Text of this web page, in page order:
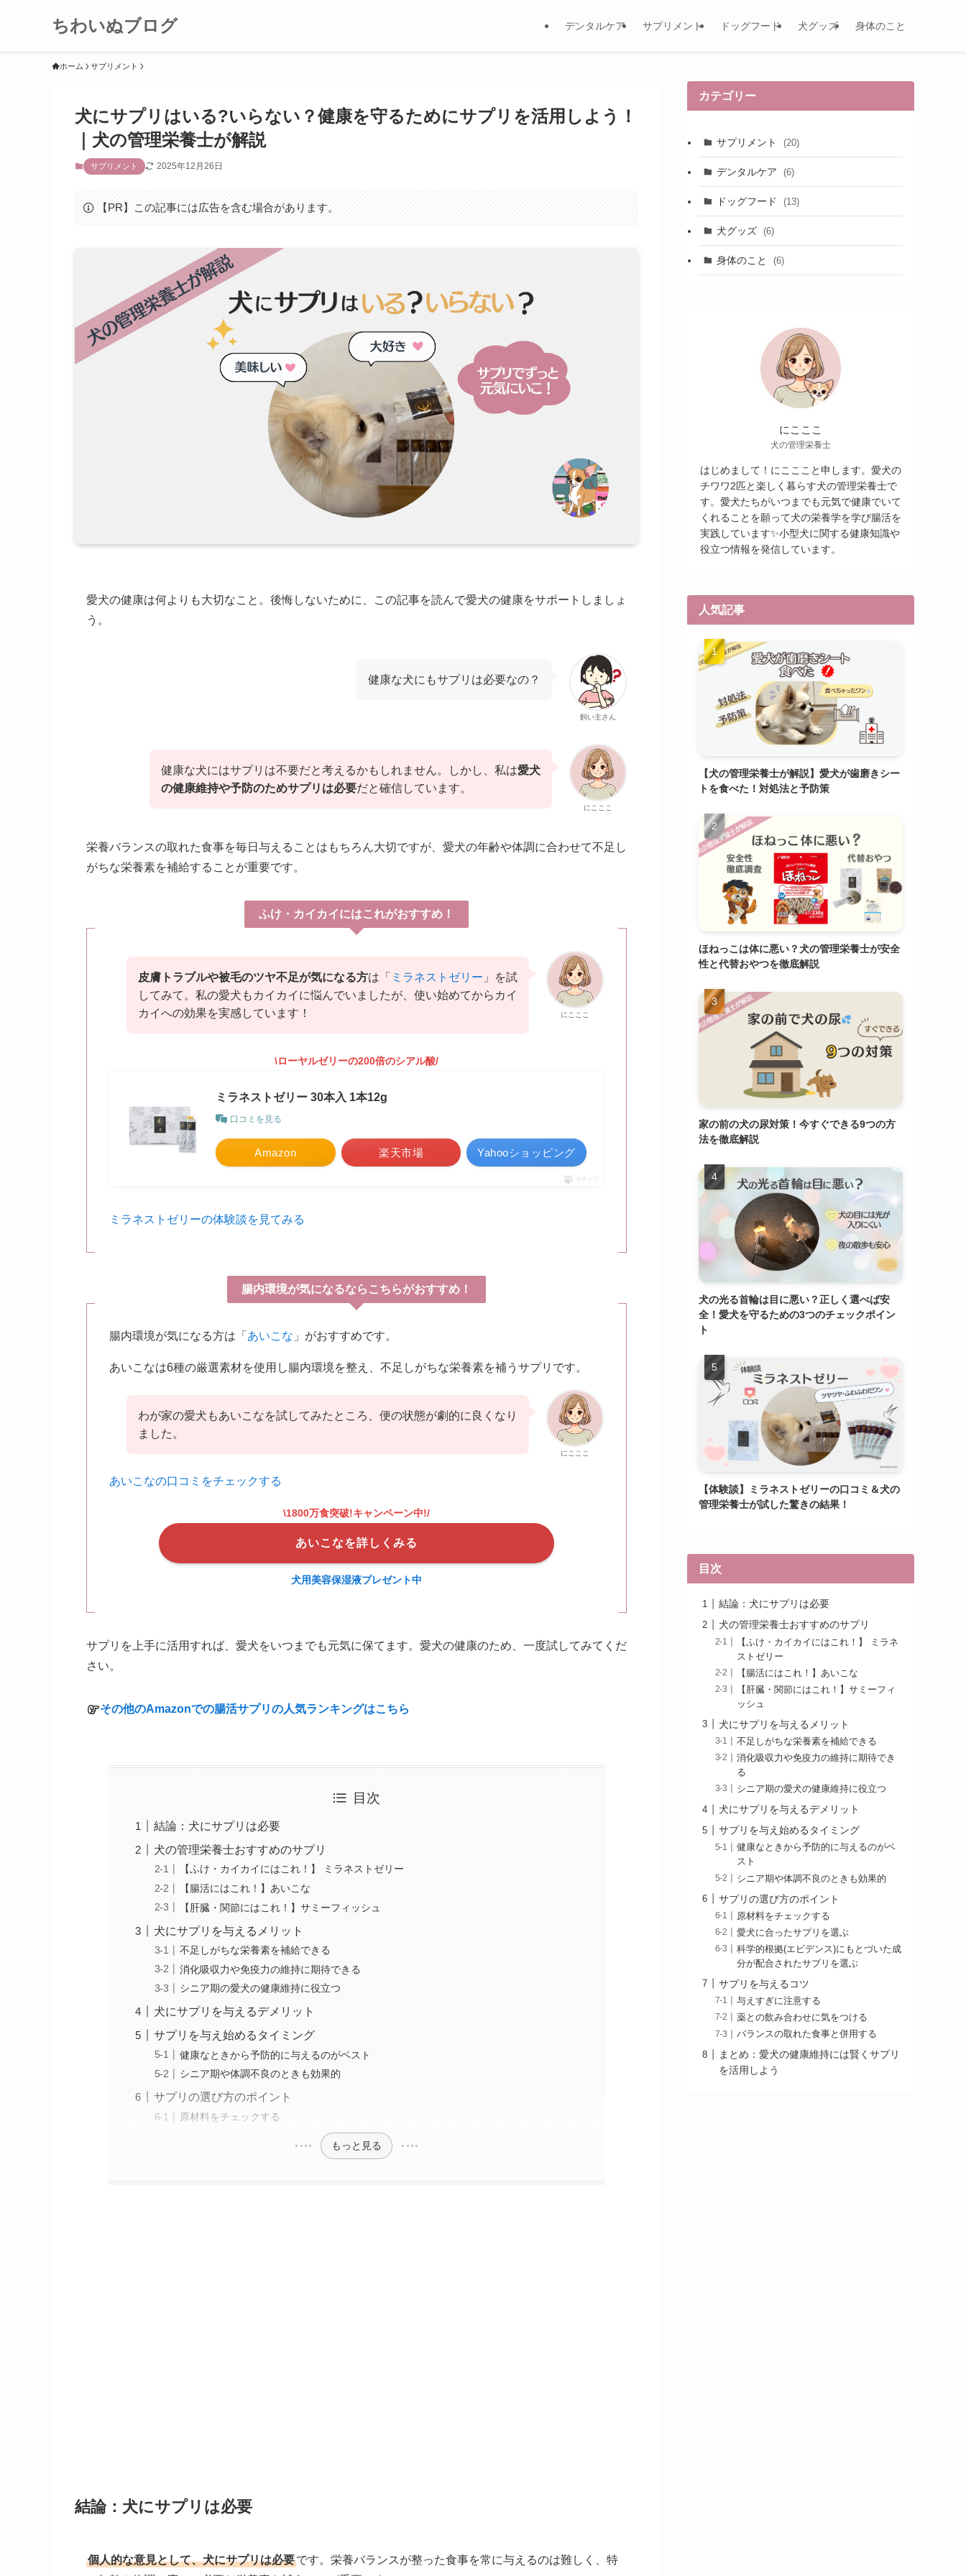
ちわいぬブログ デンタルケア サプリメント ドッグフード 犬グッズ 身体のこと
ホーム サプリメント
犬にサプリはいる?いらない？健康を守るためにサプリを活用しよう！
｜犬の管理栄養士が解説
サプリメント 2025年12月26日
【PR】この記事には広告を含む場合があります。
愛犬の健康は何よりも大切なこと。後悔しないために、この記事を読んで愛犬の健康をサポートしましょ
う。
飼い主さん
健康な犬にもサプリは必要なの？
にこここ
健康な犬にはサプリは不要だと考えるかもしれません。しかし、私は愛犬
の健康維持や予防のためサプリは必要だと確信しています。
栄養バランスの取れた食事を毎日与えることはもちろん大切ですが、愛犬の年齢や体調に合わせて不足し
がちな栄養素を補給することが重要です。
ふけ・カイカイにはこれがおすすめ！
にこここ
皮膚トラブルや被毛のツヤ不足が気になる方は「 ミラネストゼリー 」を試
してみて。私の愛犬もカイカイに悩んでいましたが、使い始めてからカイ
カイへの効果を実感しています！
\ローヤルゼリーの200倍のシアル酸/
ミラネストゼリー 30本入 1本12g
口コミを見る
Amazon 楽天市場 Yahooショッピング
ポチップ
ミラネストゼリーの体験談を見てみる
腸内環境が気になるならこちらがおすすめ！
腸内環境が気になる方は「 あいこな 」がおすすめです。
あいこなは6種の厳選素材を使用し腸内環境を整え、不足しがちな栄養素を補うサプリです。
にこここ
わが家の愛犬もあいこなを試してみたところ、便の状態が劇的に良くなり
ました。
あいこなの口コミをチェックする
\1800万食突破!キャンペーン中!/
あいこなを詳しくみる
犬用美容保湿液プレゼント中
サプリを上手に活用すれば、愛犬をいつまでも元気に保てます。愛犬の健康のため、一度試してみてくだ
さい。
その他のAmazonでの腸活サプリの人気ランキングはこちら
目次
結論：犬にサプリは必要
犬の管理栄養士おすすめのサプリ
【ふけ・カイカイにはこれ！】 ミラネストゼリー
【腸活にはこれ！】あいこな
【肝臓・関節にはこれ！】サミーフィッシュ
犬にサプリを与えるメリット
不足しがちな栄養素を補給できる
消化吸収力や免疫力の維持に期待できる
シニア期の愛犬の健康維持に役立つ
犬にサプリを与えるデメリット
サプリを与え始めるタイミング
健康なときから予防的に与えるのがベスト
シニア期や体調不良のときも効果的
サプリの選び方のポイント
原材料をチェックする
もっと見る
結論：犬にサプリは必要
個人的な意見として、犬にサプリは必要です。栄養バランスが整った食事を常に与えるのは難しく、特
カテゴリー
サプリメント (20)
デンタルケア (6)
ドッグフード (13)
犬グッズ (6)
身体のこと (6)
にこここ
犬の管理栄養士
はじめまして！にこここと申します。愛犬の
チワワ2匹と楽しく暮らす犬の管理栄養士で
す。愛犬たちがいつまでも元気で健康でいて
くれることを願って犬の栄養学を学び腸活を
実践しています✨小型犬に関する健康知識や
役立つ情報を発信しています。
人気記事
【犬の管理栄養士が解説】愛犬が歯磨きシー
トを食べた！対処法と予防策
ほねっこは体に悪い？犬の管理栄養士が安全
性と代替おやつを徹底解説
家の前の犬の尿対策！今すぐできる9つの方
法を徹底解説
犬の光る首輪は目に悪い？正しく選べば安
全！愛犬を守るための3つのチェックポイン
ト
【体験談】ミラネストゼリーの口コミ＆犬の
管理栄養士が試した驚きの結果！
目次
結論：犬にサプリは必要
犬の管理栄養士おすすめのサプリ
【ふけ・カイカイにはこれ！】 ミラネ
ストゼリー
【腸活にはこれ！】あいこな
【肝臓・関節にはこれ！】サミーフィ
ッシュ
犬にサプリを与えるメリット
不足しがちな栄養素を補給できる
消化吸収力や免疫力の維持に期待でき
る
シニア期の愛犬の健康維持に役立つ
犬にサプリを与えるデメリット
サプリを与え始めるタイミング
健康なときから予防的に与えるのがベ
スト
シニア期や体調不良のときも効果的
サプリの選び方のポイント
原材料をチェックする
愛犬に合ったサプリを選ぶ
科学的根拠(エビデンス)にもとづいた成
分が配合されたサプリを選ぶ
サプリを与えるコツ
与えすぎに注意する
薬との飲み合わせに気をつける
バランスの取れた食事と併用する
まとめ：愛犬の健康維持には賢くサプリ
を活用しよう